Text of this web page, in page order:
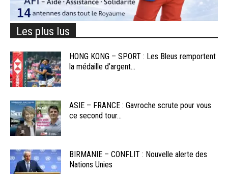
Les plus lus
HONG KONG – SPORT : Les Bleus remportent
la médaille d’argent...
ASIE – FRANCE : Gavroche scrute pour vous
ce second tour...
BIRMANIE – CONFLIT : Nouvelle alerte des
Nations Unies